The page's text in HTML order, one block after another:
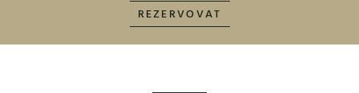
REZERVOVAT